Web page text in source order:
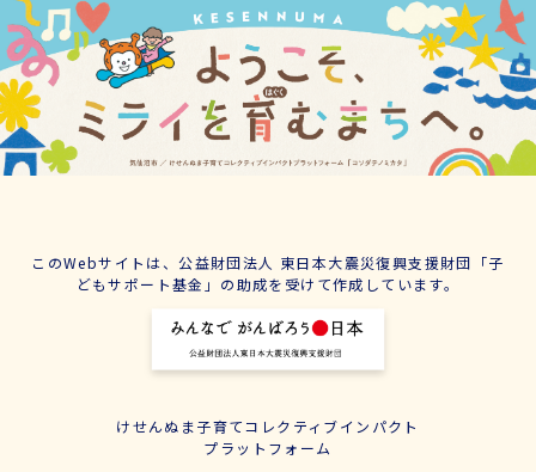
このWebサイトは、公益財団法人 東日本大震災復興支援財団「子
どもサポート基金」の助成を受けて作成しています。
けせんぬま子育てコレクティブインパクト
プラットフォーム